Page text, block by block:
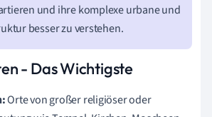
und ihre komplexe urbane und
besser zu verstehen.
- Das Wichtigste
Orte von großer religiöser oder